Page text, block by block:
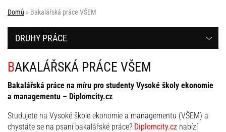
Domů » Bakalářská práce VŠEM
BAKALÁŘSKÁ PRÁCE VŠEM
Bakalářská práce na míru pro studenty Vysoké školy ekonomie
a managementu – Diplomcity.cz
Studujete na Vysoké škole ekonomie a managementu (VŠEM) a
chystáte se na psaní bakalářské práce? Diplomcity.cz nabízí
DRUHY PRÁCE